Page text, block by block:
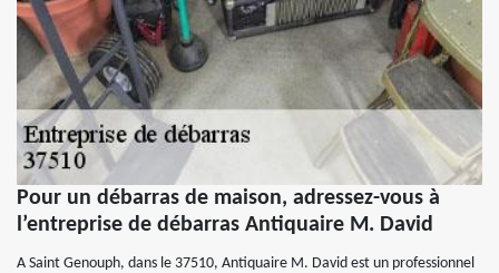
Pour un débarras de maison, adressez-vous à
l’entreprise de débarras Antiquaire M. David
A Saint Genouph, dans le 37510, Antiquaire M. David est un professionnel